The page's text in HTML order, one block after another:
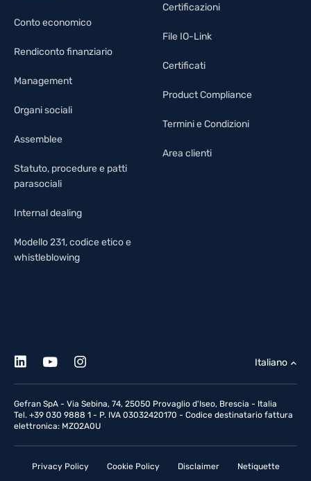
Conto economico
Rendiconto finanziario
Management
Organi sociali
Assemblee
Statuto, procedure e patti
parasociali
Internal dealing
Modello 231, codice etico e
whistleblowing
Certificazioni
File IO-Link
Certificati
Product Compliance
Termini e Condizioni
Area clienti
Gefran SpA - Via Sebina, 74, 25050 Provaglio d'Iseo, Brescia - Italia
Tel. +39 030 9888 1 - P. IVA 03032420170 - Codice destinatario fattura
elettronica: MZO2A0U
Italiano
Privacy Policy Cookie Policy Disclaimer Netiquette